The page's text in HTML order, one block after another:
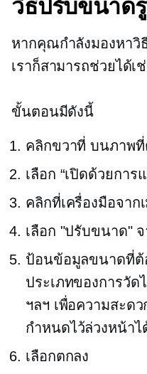
วิธีปรับขนาด
หากคุณกำลังมองหา
เราก็สามารถช่วยได้เ
ขั้นตอนมีดังนี้
คลิกขวาที่ บนภาพที่
เลือก “เปิดด้วยการ
คลิกที่เครื่องมือจาก
เลือก "ปรับขนาด" จ
ป้อนข้อมูลขนาดที่ต้
ประเภทของการวัด
ฯลฯ เพื่อความสะ
กำหนดไว้ล่วงหน้า
เลือกตกลง